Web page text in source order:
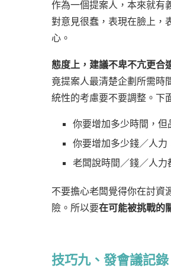
作為一個提案人，本來就有
對意見很蠢，表現在臉上，
心。
態度上，建議不卑不亢更合
竟提案人最清楚企劃所需時
統性的考慮要不要調整。下
你要增加多少時間，但
你要增加多少錢／人力
老闆說時間／錢／人力
不要擔心老闆覺得你在討資
險。所以要在可能被挑戰的
技巧九、發會議記